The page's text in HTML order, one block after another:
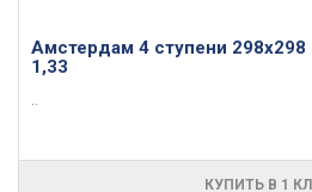
Амстердам 4 ступени 298х298
1,33
..
КУПИТЬ В 1